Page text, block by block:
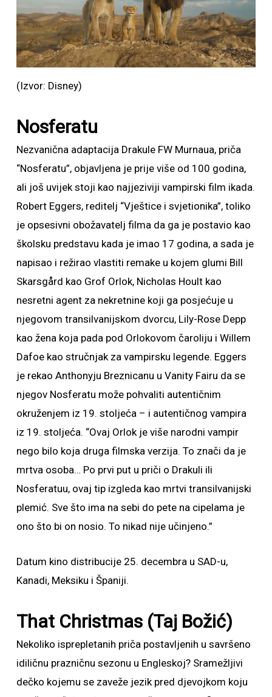
(Izvor: Disney)
Nosferatu
Nezvanična adaptacija Drakule FW Murnaua, priča
“Nosferatu”, objavljena je prije više od 100 godina,
ali još uvijek stoji kao najjeziviji vampirski film ikada.
Robert Eggers, reditelj “Vještice i svjetionika”, toliko
je opsesivni obožavatelj filma da ga je postavio kao
školsku predstavu kada je imao 17 godina, a sada je
napisao i režirao vlastiti remake u kojem glumi Bill
Skarsgård kao Grof Orlok, Nicholas Hoult kao
nesretni agent za nekretnine koji ga posjećuje u
njegovom transilvanijskom dvorcu, Lily-Rose Depp
kao žena koja pada pod Orlokovom čaroliju i Willem
Dafoe kao stručnjak za vampirsku legende. Eggers
je rekao Anthonyju Breznicanu u Vanity Fairu da se
njegov Nosferatu može pohvaliti autentičnim
okruženjem iz 19. stoljeća – i autentičnog vampira
iz 19. stoljeća. “Ovaj Orlok je više narodni vampir
nego bilo koja druga filmska verzija. To znači da je
mrtva osoba… Po prvi put u priči o Drakuli ili
Nosferatuu, ovaj tip izgleda kao mrtvi transilvanijski
plemić. Sve što ima na sebi do pete na cipelama je
ono što bi on nosio. To nikad nije učinjeno.”
Datum kino distribucije 25. decembra u SAD-u,
Kanadi, Meksiku i Španiji.
That Christmas (Taj Božić)
Nekoliko isprepletanih priča postavljenih u savršeno
idiličnu prazničnu sezonu u Engleskoj? Sramežljivi
dečko kojemu se zaveže jezik pred djevojkom koju